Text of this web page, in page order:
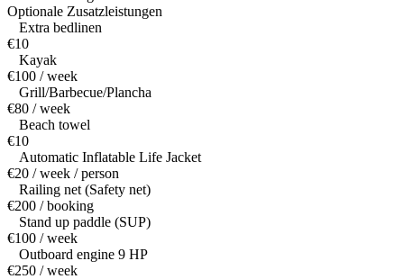
Optionale Zusatzleistungen
Extra bedlinen
€10
Kayak
€100 / week
Grill/Barbecue/Plancha
€80 / week
Beach towel
€10
Automatic Inflatable Life Jacket
€20 / week / person
Railing net (Safety net)
€200 / booking
Stand up paddle (SUP)
€100 / week
Outboard engine 9 HP
€250 / week